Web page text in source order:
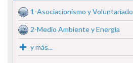
1-Asociacionismo y Voluntariado
2-Medio Ambiente y Energía
y más...